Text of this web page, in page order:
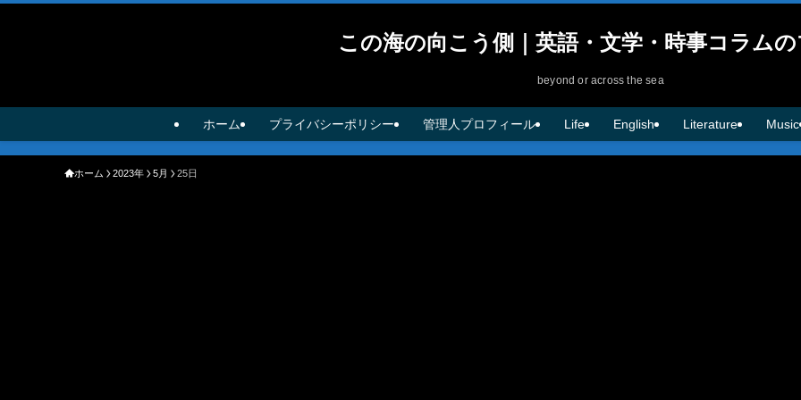
この海の向こう側｜英語・文学・時事コラム
beyond or across the sea
ホーム プライバシーポリシー 管理人プロフィール Life English Literature Music
ホーム 2023年 5月 25日